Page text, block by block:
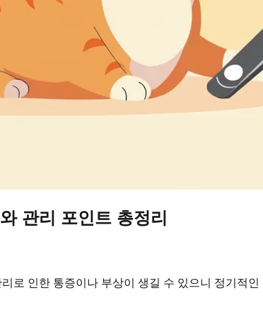
관리 포인트 총정리
로 인한 통증이나 부상이 생길 수 있으니 정기적